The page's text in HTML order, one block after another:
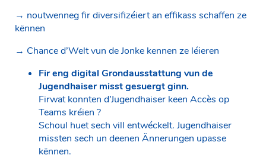
→ noutwenneg fir diversifizéiert an effikass schaffen ze
kënnen
→ Chance d’Welt vun de Jonke kennen ze léieren
Fir eng digital Grondausstattung vun de
Jugendhaiser misst gesuergt ginn.
Firwat konnten d’Jugendhaiser keen Accès op
Teams kréien ?
Schoul huet sech vill entwéckelt. Jugendhaiser
missten sech un deenen Ännerungen upasse
kënnen.